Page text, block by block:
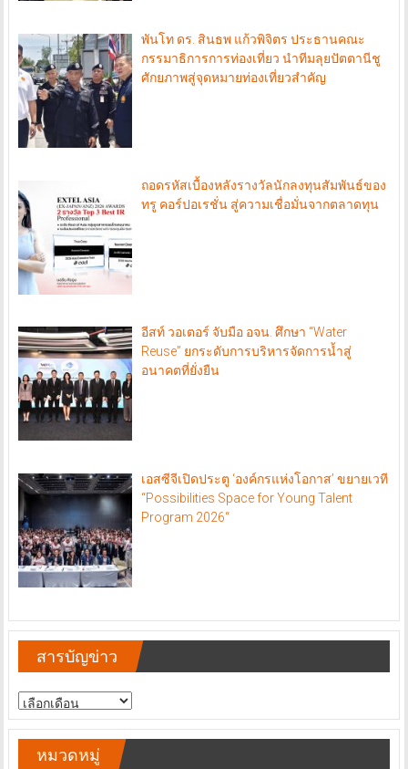
พันโท ดร. สินธพ แก้วพิจิตร ประธานคณะ
กรรมาธิการการท่องเที่ยว นำทีมลุยปัตตานีชู
ศักยภาพสู่จุดหมายท่องเที่ยวสำคัญ
ถอดรหัสเบื้องหลังรางวัลนักลงทุนสัมพันธ์ของ
ทรู คอร์ปอเรชั่น สู่ความเชื่อมั่นจากตลาดทุน
อีสท์ วอเตอร์ จับมือ อจน. ศึกษา “Water
Reuse” ยกระดับการบริหารจัดการน้ำสู่
อนาคตที่ยั่งยืน
เอสซีจีเปิดประตู ‘องค์กรแห่งโอกาส’ ขยายเวที
“Possibilities Space for Young Talent
Program 2026“
สารบัญข่าว
สารบัญ
ข่าว
หมวดหมู่